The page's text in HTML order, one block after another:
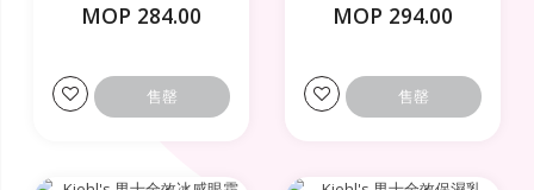
MOP 284.00
售罄
MOP 294.00
售罄